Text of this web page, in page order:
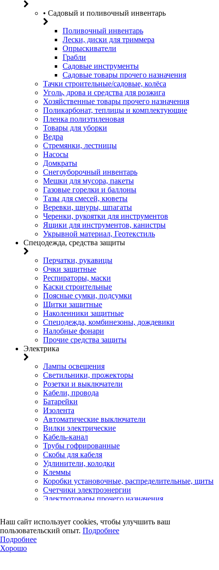
• Садовый и поливочный инвентарь
Поливочный инвентарь
Лески, диски для триммера
Опрыскиватели
Грабли
Садовые инструменты
Садовые товары прочего назначения
Тачки строительные/садовые, колёса
Уголь, дрова и средства для розжига
Хозяйственные товары прочего назначения
Поликарбонат, теплицы и комплектующие
Пленка полиэтиленовая
Товары для уборки
Ведра
Стремянки, лестницы
Насосы
Домкраты
Снегоуборочный инвентарь
Мешки для мусора, пакеты
Газовые горелки и баллоны
Тазы для смесей, кюветы
Веревки, шнуры, шпагаты
Черенки, рукоятки для инструментов
Ящики для инструментов, канистры
Укрывной материал, Геотекстиль
Спецодежда, средства защиты
Перчатки, рукавицы
Очки защитные
Респираторы, маски
Каски строительные
Поясные сумки, подсумки
Щитки защитные
Наколенники защитные
Спецодежда, комбинезоны, дождевики
Налобные фонари
Прочие средства защиты
Электрика
Лампы освещения
Светильники, прожекторы
Розетки и выключатели
Кабели, провода
Батарейки
Изолента
Автоматические выключатели
Вилки электрические
Кабель-канал
Трубы гофрированные
Скобы для кабеля
Удлинители, колодки
Клеммы
Коробки установочные, распределительные, щиты
Счетчики электроэнергии
Электротовары прочего назначения
Двери
Замки навесные
Наш сайт использует cookies, чтобы улучшить ваш
пользовательский опыт. Подробнее
Подробнее
Хорошо